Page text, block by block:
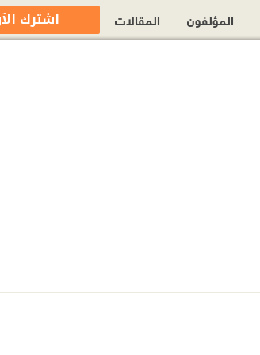
المؤلفون المقالات اشترك